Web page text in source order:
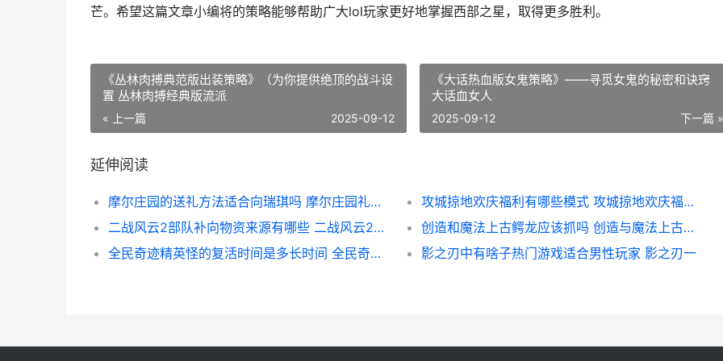
芒。希望这篇文章小编将的策略能够帮助广大lol玩家更好地掌握西部之星，取得更多胜利。
《丛林肉搏典范版出装策略》（为你提供绝顶的战斗设
置 丛林肉搏经典版流派
« 上一篇 2025-09-12
《大话热血版女鬼策略》——寻觅女鬼的秘密和诀窍
大话血女人
下一篇 »
2025-09-12
延伸阅读
摩尔庄园的送礼方法适合向瑞琪吗 摩尔庄园礼物送给谁
攻城掠地欢庆福利有哪些模式 攻城掠地欢庆福礼拿水镜注解
二战风云2部队补向物资来源有哪些 二战风云2部队上限最高是多少
创造和魔法上古鳄龙应该抓吗 创造与魔法上古恶龙在哪?上古恶龙位置饲料介绍
全民奇迹精英怪的复活时间是多长时间 全民奇迹精灵精华是干嘛的
影之刃中有啥子热门游戏适合男性玩家 影之刃一